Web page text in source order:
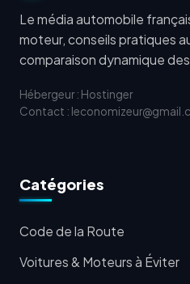
Le média automobile
moteur, conseils pratiques
comparaison dynamique
Hébergeur : Hostinger
Contact :
Catégories
Code de la Route
Voitures & Moteurs à Éviter